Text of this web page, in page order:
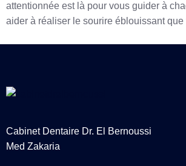
attentionnée est là pour vous guider à
aider à réaliser le sourire éblouissant que
Cabinet Dentaire Dr. El Bernoussi
Med Zakaria